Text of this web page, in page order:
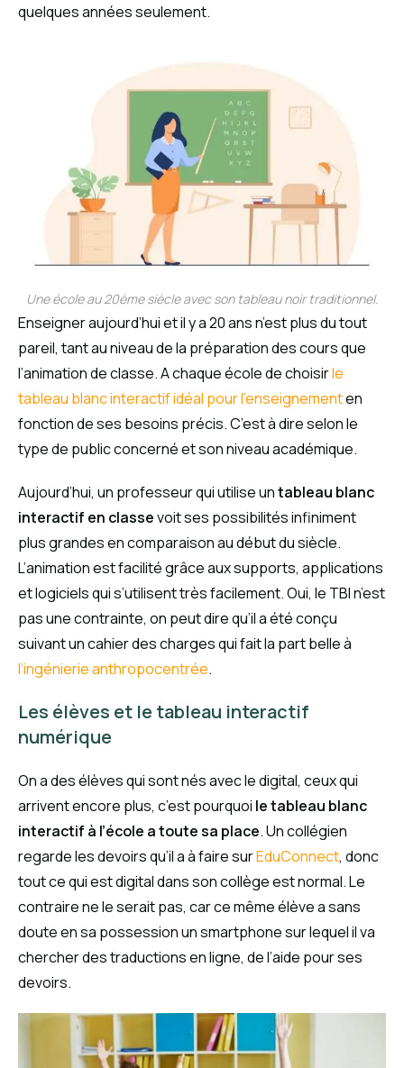
quelques années seulement.
Une école au 20ème siècle avec son tableau noir traditionnel.
Enseigner aujourd’hui et il y a 20 ans n’est plus du tout
pareil, tant au niveau de la préparation des cours que
l’animation de classe. A chaque école de choisirle
tableau blanc interactif idéal pour l’enseignementen
fonction de ses besoins précis. C’est à dire selon le
type de public concerné et son niveau académique.
Aujourd’hui, un professeur qui utilise untableau blanc
interactif en classevoit ses possibilités infiniment
plus grandes en comparaison au début du siècle.
L’animation est facilité grâce aux supports, applications
et logiciels qui s’utilisent très facilement. Oui, le TBI n’est
pas une contrainte, on peut dire qu’il a été conçu
suivant un cahier des charges qui fait la part belle à
l’ingénierie anthropocentrée.
Les élèves et le tableau interactif
numérique
On a des élèves qui sont nés avec le digital, ceux qui
arrivent encore plus, c’est pourquoi le tableau blanc
interactif à l’école a toute sa place. Un collégien
regarde les devoirs qu’il a à faire surEduConnect, donc
tout ce qui est digital dans son collège est normal. Le
contraire ne le serait pas, car ce même élève a sans
doute en sa possession un smartphone sur lequel il va
chercher des traductions en ligne, de l’aide pour ses
devoirs.